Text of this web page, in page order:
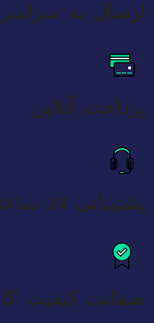
ارسال به سراسر
پرداخت آنلاین
پشتیبانی 24 ساعته
ضمانت کیفیت